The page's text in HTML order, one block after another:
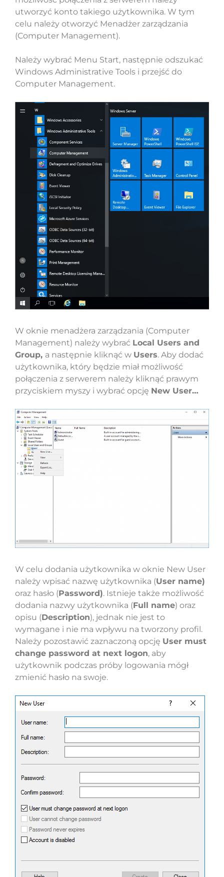
utworzyć konto takiego użytkownika. W tym
celu należy otworzyć Menadżer zarządzania
(Computer Management).
Należy wybrać Menu Start, następnie odszukać
Windows Administrative Tools i przejść do
Computer Management.
W oknie menadżera zarządzania (Computer
Management) należy wybrać Local Users and
Group, a następnie kliknąć w Users. Aby dodać
użytkownika, który będzie miał możliwość
połączenia z serwerem należy kliknąć prawym
przyciskiem myszy i wybrać opcję New User…
W celu dodania użytkownika w oknie New User
należy wpisać nazwę użytkownika (User name)
oraz hasło (Password). Istnieje także możliwość
dodania nazwy użytkownika (Full name) oraz
opisu (Description), jednak nie jest to
wymagane i nie ma wpływu na tworzony profil.
Należy pozostawić zaznaczoną opcję User must
change password at next logon, aby
użytkownik podczas próby logowania mógł
zmienić hasło na swoje.